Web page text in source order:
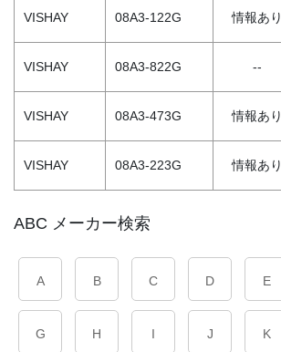
VISHAY 08A3-122G 情報あり
VISHAY 08A3-822G --
VISHAY 08A3-473G 情報あり
VISHAY 08A3-223G 情報あり
ABC メーカー検索
A B C D E
G H I J K